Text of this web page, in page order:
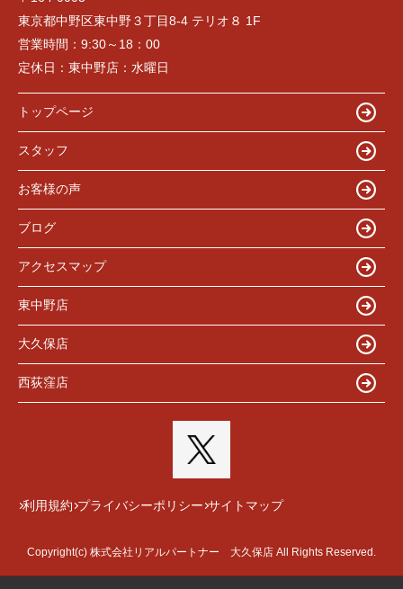
東京都中野区東中野３丁目8-4 テリオ８ 1F
営業時間： 9:30～18：00
定休日： 東中野店：水曜日
トップページ
スタッフ
お客様の声
ブログ
アクセスマップ
東中野店
大久保店
西荻窪店
利用規約 プライバシーポリシー サイトマップ
Copyright(c) 株式会社リアルパートナー 大久保店 All Rights Reserved.